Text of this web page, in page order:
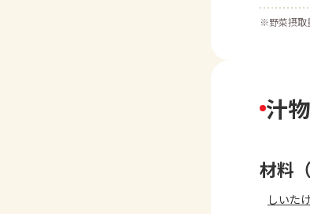
※野菜摂取
汁
材料
しいた